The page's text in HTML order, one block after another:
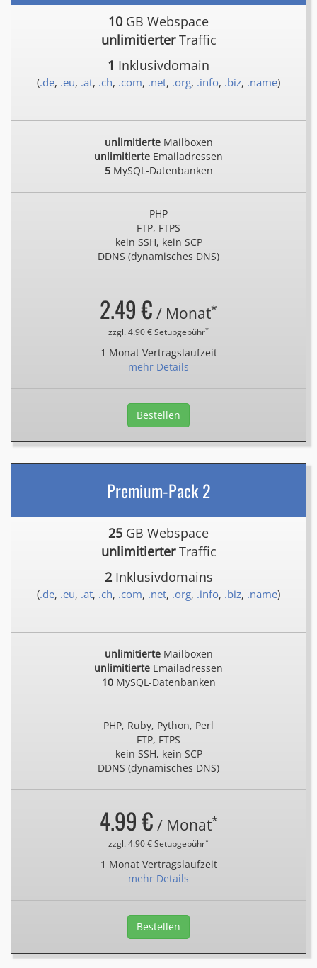
10 GB Webspace
unlimitierterTraffic
1 Inklusivdomain
(.de, .eu, .at, .ch, .com, .net, .org, .info, .biz, .name)
unlimitierteMailboxen
unlimitierte Emailadressen
5MySQL-Datenbanken
PHP
FTP, FTPS
kein SSH, kein SCP
DDNS (dynamisches DNS)
2.49 € / Monat*
zzgl. 4.90 € Setupgebühr*
1 Monat Vertragslaufzeit
mehr Details
Bestellen
Premium-Pack 2
25 GB Webspace
unlimitierterTraffic
2Inklusivdomains
(.de, .eu, .at, .ch, .com, .net, .org, .info, .biz, .name)
unlimitierteMailboxen
unlimitierte Emailadressen
10MySQL-Datenbanken
PHP, Ruby, Python, Perl
FTP, FTPS
kein SSH, kein SCP
DDNS (dynamisches DNS)
4.99 € / Monat*
zzgl. 4.90 € Setupgebühr*
1 Monat Vertragslaufzeit
mehr Details
Bestellen